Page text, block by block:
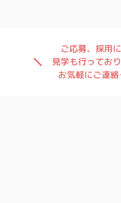
ご応募、採用
見学も行ってお
お気軽にご連